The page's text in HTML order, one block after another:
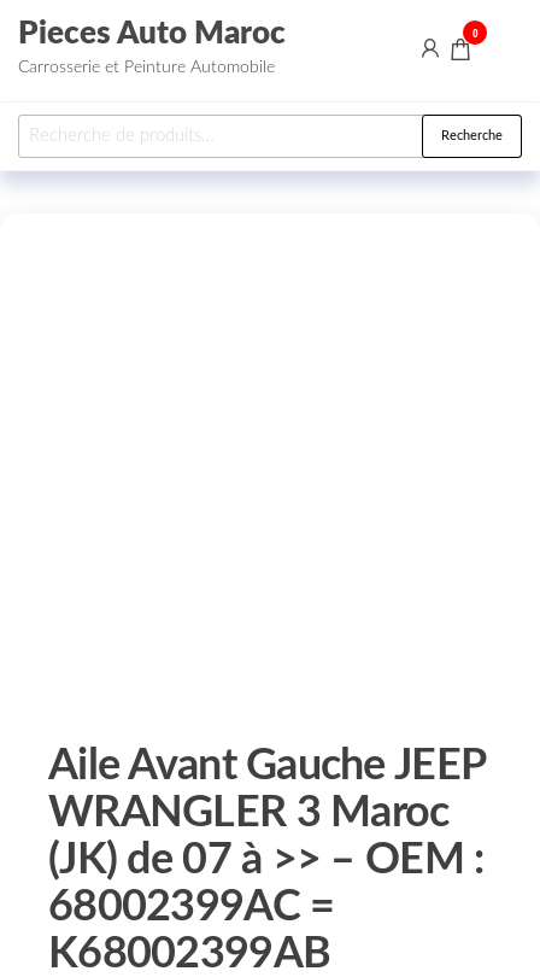
Aller au contenu
Pieces Auto Maroc
Carrosserie et Peinture Automobile
0
Recherche pour : Recherche
Aile Avant Gauche JEEP
WRANGLER 3 Maroc
(JK) de 07 à >> – OEM :
68002399AC =
K68002399AB